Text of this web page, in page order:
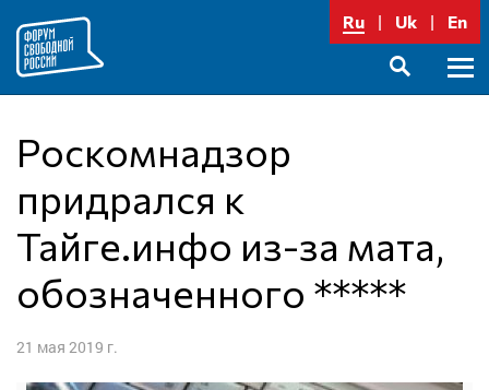
содержимому
Ru Uk En
Роскомнадзор
придрался к
Тайге.инфо из-за мата,
обозначенного *****
21 мая 2019 г.